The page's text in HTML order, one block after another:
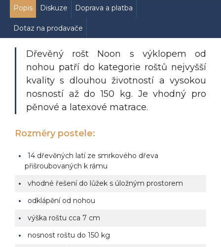
Popis Diskuze Doprava a platba
Dotaz na prodavače
Dřevěný rošt Noon s výklopem od
nohou patří do kategorie roštů nejvyšší
kvality s dlouhou životností a vysokou
nosností až do 150 kg. Je vhodný pro
pěnové a latexové matrace.
Rozměry postele:
14 dřevěných latí ze smrkového dřeva
přišroubovaných k rámu
vhodné řešení do lůžek s úložným prostorem
odklápění od nohou
výška roštu cca 7 cm
nosnost roštu do 150 kg